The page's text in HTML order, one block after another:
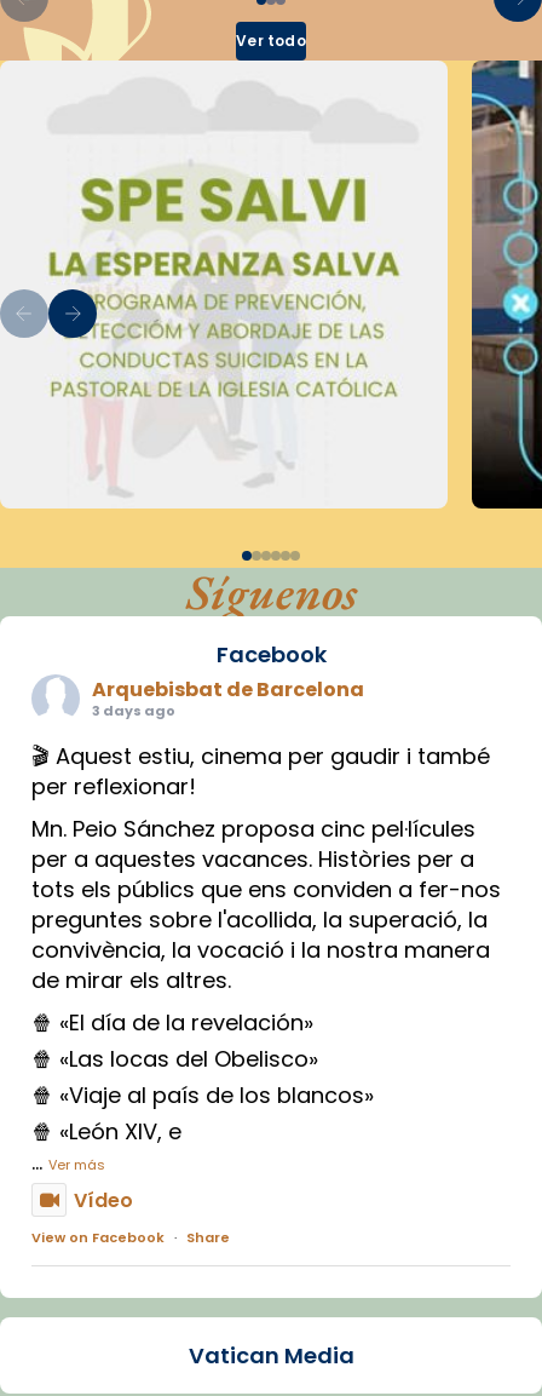
Ver todo
Síguenos
Facebook
Arquebisbat de Barcelona
3 days ago
🎬 Aquest estiu, cinema per gaudir i també
per reflexionar!
Mn. Peio Sánchez proposa cinc pel·lícules
per a aquestes vacances. Històries per a
tots els públics que ens conviden a fer-nos
preguntes sobre l'acollida, la superació, la
convivència, la vocació i la nostra manera
de mirar els altres.
🍿 «El día de la revelación»
🍿 «Las locas del Obelisco»
🍿 «Viaje al país de los blancos»
🍿 «León XIV, e
... Ver más
Vídeo
View on Facebook · Share
Arquebisbat de Barcelona
La Carmina va patir depressió. Fa gairebé
Vatican Media